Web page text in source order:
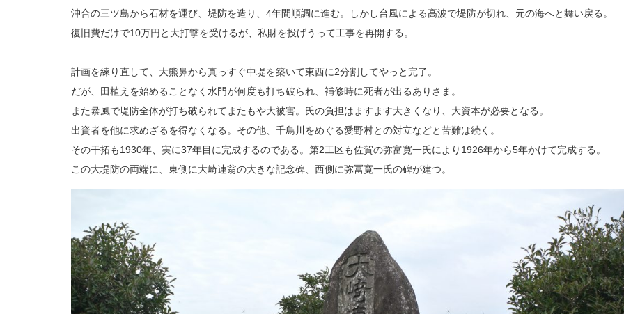
沖合の三ツ島から石材を運び、堤防を造り、4年間順調に進む。しかし台風による高波で堤防が切れ、元の海へと舞い戻る。
復旧費だけで10万円と大打撃を受けるが、私財を投げうって工事を再開する。
計画を練り直して、大熊鼻から真っすぐ中堤を築いて東西に2分割してやっと完了。
だが、田植えを始めることなく水門が何度も打ち破られ、補修時に死者が出るありさま。
また暴風で堤防全体が打ち破られてまたもや大被害。氏の負担はますます大きくなり、大資本が必要となる。
出資者を他に求めざるを得なくなる。その他、千鳥川をめぐる愛野村との対立などと苦難は続く。
その干拓も1930年、実に37年目に完成するのである。第2工区も佐賀の弥富寛一氏により1926年から5年かけて完成する。
この大堤防の両端に、東側に大崎連翁の大きな記念碑、西側に弥冨寛一氏の碑が建つ。